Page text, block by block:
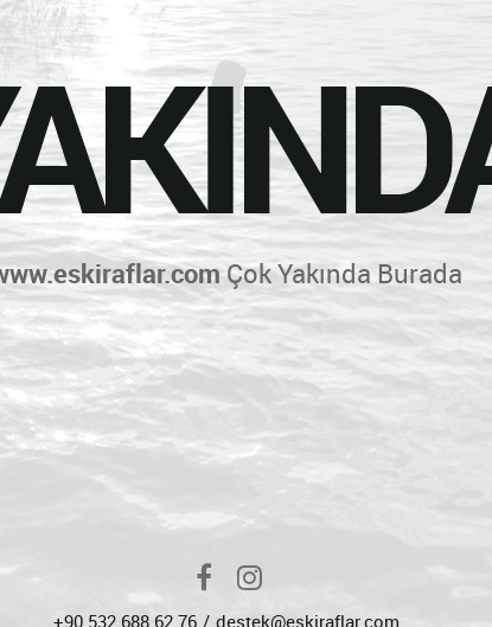
Çok Yakında Burada
+90 532 688 62 76 destek@eskiraflar.com